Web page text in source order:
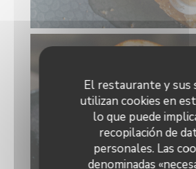
El restaurante y sus
utilizan cookies en
lo que puede
recopilación de
personales. Las
denominadas